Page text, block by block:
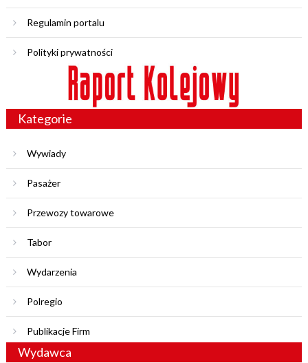
Regulamin portalu
Polityki prywatności
Kategorie
Wywiady
Pasażer
Przewozy towarowe
Tabor
Wydarzenia
Polregio
Publikacje Firm
Wydawca